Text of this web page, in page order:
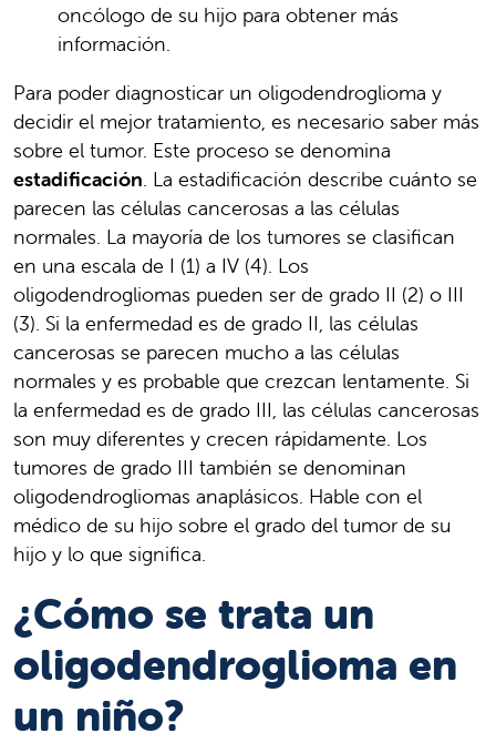
oncólogo de su hijo para obtener más
información.
Para poder diagnosticar un oligodendroglioma y
decidir el mejor tratamiento, es necesario saber más
sobre el tumor. Este proceso se denomina
estadificación. La estadificación describe cuánto se
parecen las células cancerosas a las células
normales. La mayoría de los tumores se clasifican
en una escala de I (1) a IV (4). Los
oligodendrogliomas pueden ser de grado II (2) o III
(3). Si la enfermedad es de grado II, las células
cancerosas se parecen mucho a las células
normales y es probable que crezcan lentamente. Si
la enfermedad es de grado III, las células cancerosas
son muy diferentes y crecen rápidamente. Los
tumores de grado III también se denominan
oligodendrogliomas anaplásicos. Hable con el
médico de su hijo sobre el grado del tumor de su
hijo y lo que significa.
¿Cómo se trata un
oligodendroglioma en
un niño?